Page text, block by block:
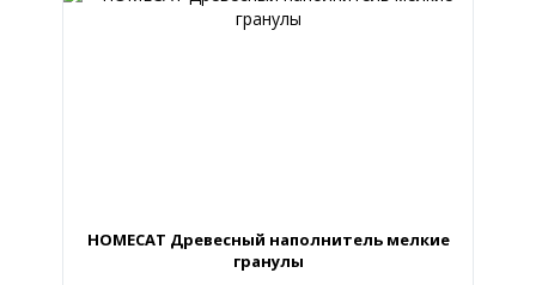
HOMECAT Древесный наполнитель мелкие
гранулы